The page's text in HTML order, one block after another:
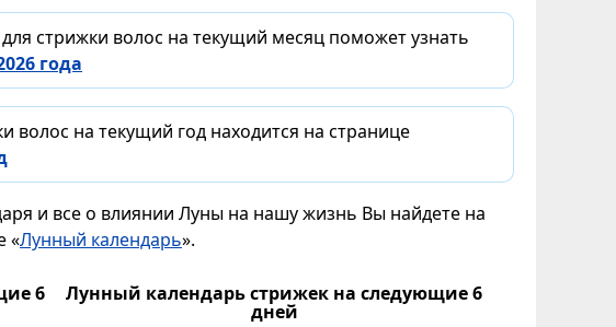
стрижки волос на текущий месяц поможет узнать
года
на текущий год находится на странице
и все о влиянии Луны на нашу жизнь Вы найдете на
«Лунный календарь».
6 Лунный календарь стрижек на следующие 6
дней